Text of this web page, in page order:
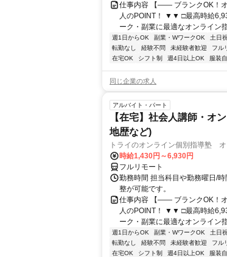
仕事内容 【―― ブランクOK！
人のPOINT！ ▼▼ □最高時給
ーク・副業に最適なオンライン
週1日からOK 副業・WワークOK 土日
転勤なし
経験不問 未経験者歓迎 フル
在宅OK
シフト制 週4日以上OK 服装
同じ企業の求人
アルバイト・パート
【在宅】社会人講師・オ
地歴など)
トライのオンライン個別指導塾
時給1,430円～6,930円
フルリモート
勤務時間 担当科目や勤務曜日/
整が可能です。
仕事内容 【―― ブランクOK！
人のPOINT！ ▼▼ □最高時給
ーク・副業に最適なオンライン
週1日からOK 副業・WワークOK 土日
転勤なし
経験不問 未経験者歓迎 フル
在宅OK
シフト制 週4日以上OK 服装